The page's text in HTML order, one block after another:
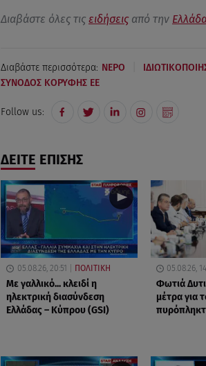
Διαβάστε όλες τις ειδήσειςαπό την
Διαβάστε περισσότερα: ΝΕΡΟ
ΣΥΝΟΔΟΣ ΚΟΡΥΦΗΣ ΕΕ
Follow us:
ΔΕΙΤΕ ΕΠΙΣΗΣ
05.08.26, 20:51 ΠΟΛΙΤΙΚΗ
Με γαλλικό... κλειδί η
ηλεκτρική διασύνδεση
Ελλάδας – Κύπρου (GSI)
05.08.26,
Φωτιά
μέτρα για